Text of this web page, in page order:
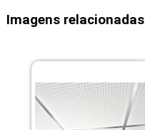
Imagens relacionadas